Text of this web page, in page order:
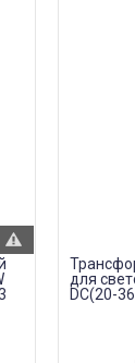
для
DC(20-